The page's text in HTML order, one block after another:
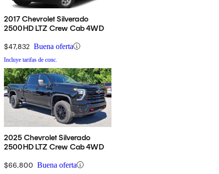
2017 Chevrolet Silverado
2500HD LTZ Crew Cab 4WD
$47,832 Buena oferta
Incluye tarifas de conc.
2025 Chevrolet Silverado
2500HD LTZ Crew Cab 4WD
$66,800 Buena oferta